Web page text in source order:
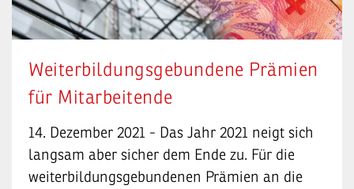
Weiterbildungsgebundene Prämien
für Mitarbeitende
14. Dezember 2021 - Das Jahr 2021 neigt sich
langsam aber sicher dem Ende zu. Für die
weiterbildungsgebundenen Prämien an die